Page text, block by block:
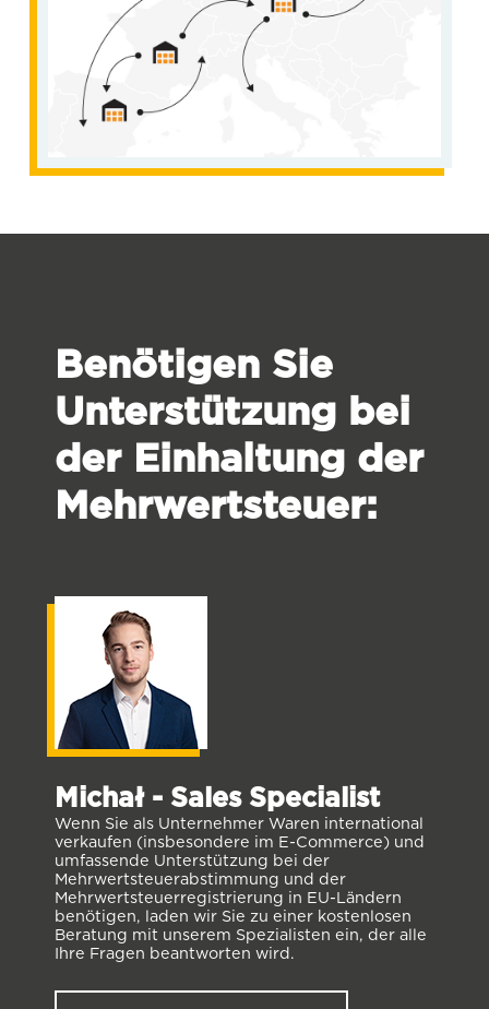
Benötigen Sie
Unterstützung bei
der Einhaltung der
Mehrwertsteuer:
Michał - Sales Specialist
Wenn Sie als Unternehmer Waren international
verkaufen (insbesondere im E-Commerce) und
umfassende Unterstützung bei der
Mehrwertsteuerabstimmung und der
Mehrwertsteuerregistrierung in EU-Ländern
benötigen, laden wir Sie zu einer kostenlosen
Beratung mit unserem Spezialisten ein, der alle
Ihre Fragen beantworten wird.